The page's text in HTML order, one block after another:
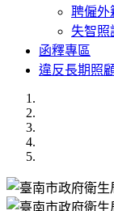
聘僱外
失智照
函釋專區
違反長期照